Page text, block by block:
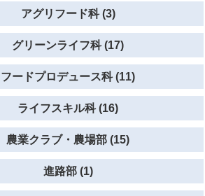
アグリフード科 (3)
グリーンライフ科 (17)
フードプロデュース科 (11)
ライフスキル科 (16)
農業クラブ・農場部 (15)
進路部 (1)